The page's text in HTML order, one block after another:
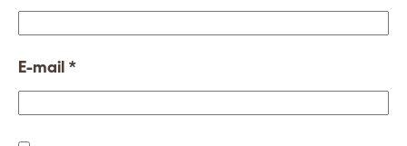
E-mail *